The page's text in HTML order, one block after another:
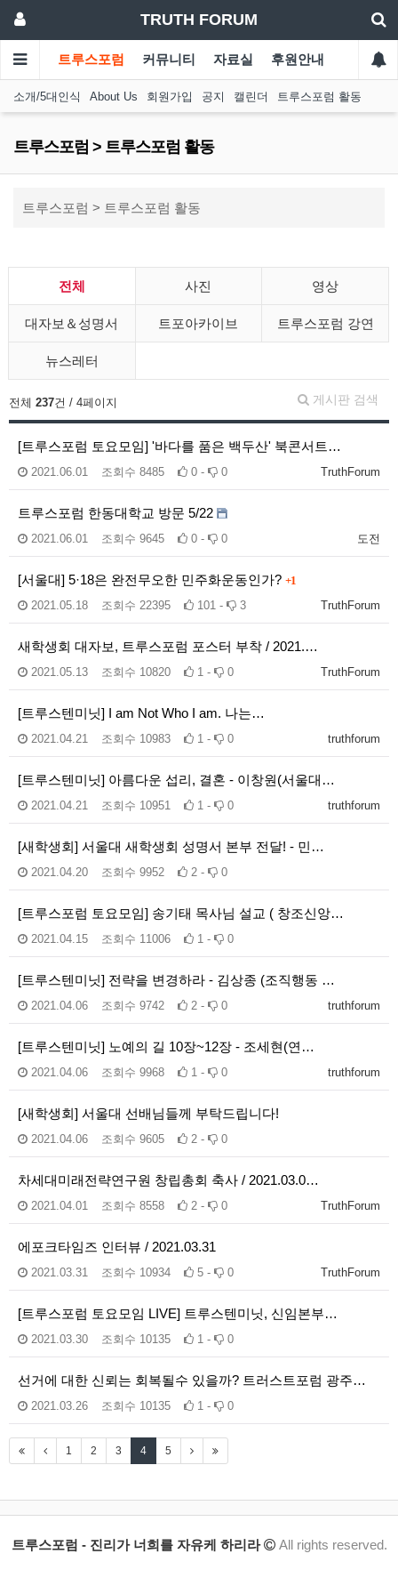
TRUTH FORUM
트루스포럼 커뮤니티 자료실 후원안내
소개/5대인식 About Us 회원가입 공지 캘린더 트루스포럼 활동
트루스포럼 > 트루스포럼 활동
트루스포럼 > 트루스포럼 활동
전체 사진 영상
대자보＆성명서 트포아카이브 트루스포럼 강연
뉴스레터
게시판 검색
전체 237건 / 4페이지
[트루스포럼 토요모임] '바다를 품은 백두산' 북콘서트…
TruthForum
2021.06.01 조회수 8485 0 - 0
트루스포럼 한동대학교 방문 5/22
도전
2021.06.01 조회수 9645 0 - 0
[서울대] 5·18은 완전무오한 민주화운동인가? +1
TruthForum
2021.05.18 조회수 22395 101 - 3
새학생회 대자보, 트루스포럼 포스터 부착 / 2021.…
TruthForum
2021.05.13 조회수 10820 1 - 0
[트루스텐미닛] I am Not Who I am. 나는…
truthforum
2021.04.21 조회수 10983 1 - 0
[트루스텐미닛] 아름다운 섭리, 결혼 - 이창원(서울대…
truthforum
2021.04.21 조회수 10951 1 - 0
[새학생회] 서울대 새학생회 성명서 본부 전달! - 민…
2021.04.20 조회수 9952 2 - 0
[트루스포럼 토요모임] 송기태 목사님 설교 ( 창조신앙…
2021.04.15 조회수 11006 1 - 0
[트루스텐미닛] 전략을 변경하라 - 김상종 (조직행동 …
truthforum
2021.04.06 조회수 9742 2 - 0
[트루스텐미닛] 노예의 길 10장~12장 - 조세현(연…
truthforum
2021.04.06 조회수 9968 1 - 0
[새학생회] 서울대 선배님들께 부탁드립니다!
2021.04.06 조회수 9605 2 - 0
차세대미래전략연구원 창립총회 축사 / 2021.03.0…
TruthForum
2021.04.01 조회수 8558 2 - 0
에포크타임즈 인터뷰 / 2021.03.31
TruthForum
2021.03.31 조회수 10934 5 - 0
[트루스포럼 토요모임 LIVE] 트루스텐미닛, 신임본부…
2021.03.30 조회수 10135 1 - 0
선거에 대한 신뢰는 회복될수 있을까? 트러스트포럼 광주…
2021.03.26 조회수 10135 1 - 0
1 2 3 4 5
트루스포럼 - 진리가 너희를 자유케 하리라 All rights reserved.